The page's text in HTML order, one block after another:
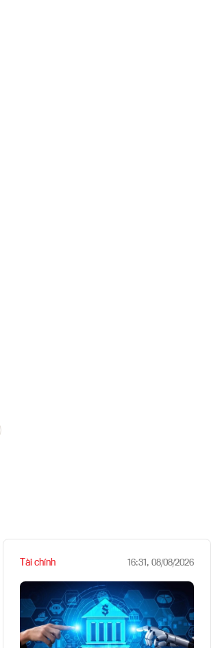
Tài chính 16:31, 08/08/2026